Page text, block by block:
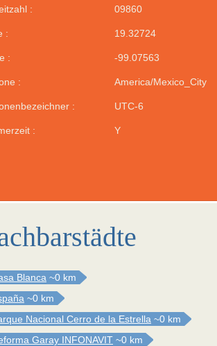
: 09860
: 19.32724
: -99.07563
: America/Mexico_City
: UTC-6
: Y
Blanca ~0 km
~0 km
Nacional Cerro de la Estrella ~0 km
Garay INFONAVIT ~0 km